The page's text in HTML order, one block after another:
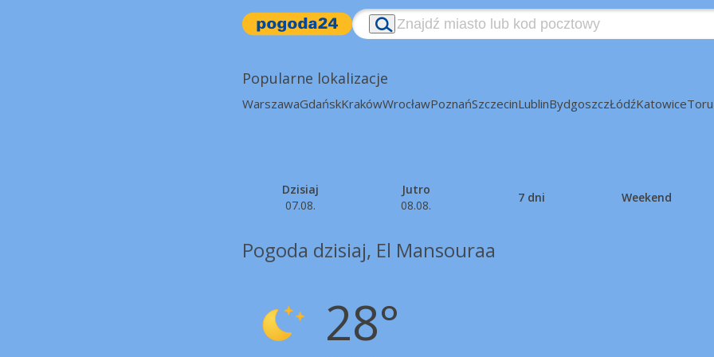
Popularne lokalizacje
WarszawaGdańskKrakówWrocławPoznańSzczecinLublinBydgoszczŁódźKatowice
Dzisiaj
07.08.
Jutro
08.08.
7 dni Weekend
Pogoda dzisiaj, El Mansouraa
28°